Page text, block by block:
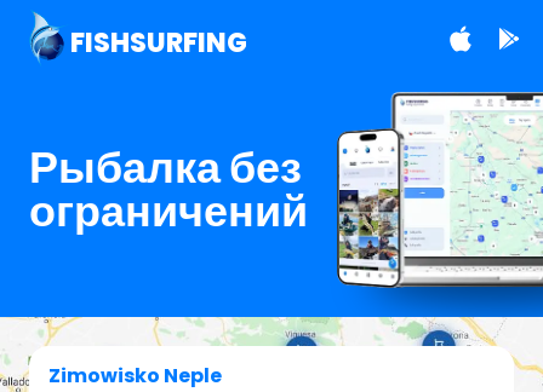
FISHSURFING
Рыбалка без
ограничений
Zimowisko Neple